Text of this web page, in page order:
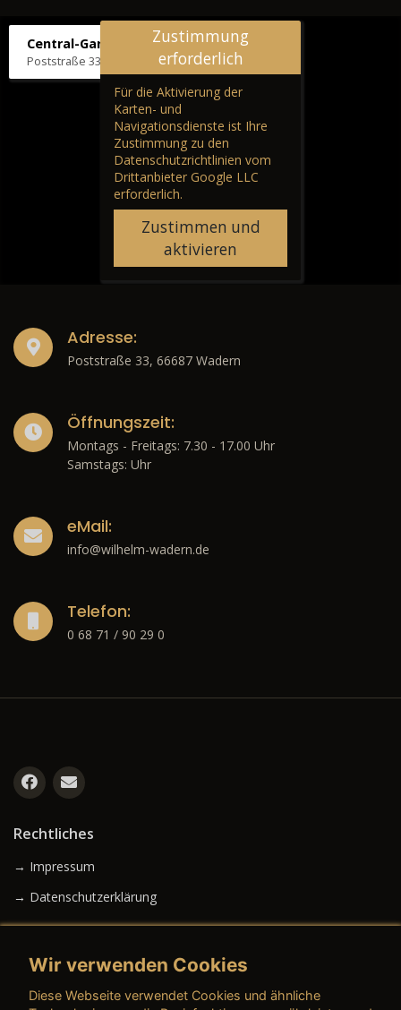
Central-Garage H. Wilhelm
Poststraße 33, 66687 Wadern
Zustimmung
erforderlich
Für die Aktivierung der
Karten- und
Navigationsdienste ist Ihre
Zustimmung zu den
Datenschutzrichtlinien vom
Drittanbieter Google LLC
erforderlich.
Zustimmen und
aktivieren
Adresse:
Poststraße 33, 66687 Wadern
Öffnungszeit:
Montags - Freitags: 7.30 - 17.00 Uhr
Samstags: Uhr
eMail:
info@wilhelm-wadern.de
Telefon:
0 68 71 / 90 29 0
Rechtliches
→ Impressum
→ Datenschutzerklärung
Wir verwenden Cookies
Diese Webseite verwendet Cookies und ähnliche